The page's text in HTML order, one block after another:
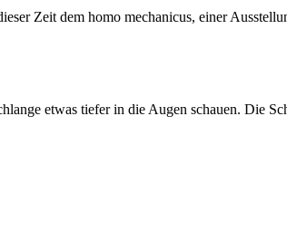
Zeit dem homo mechanicus, einer
etwas tiefer in die Augen schauen. Die